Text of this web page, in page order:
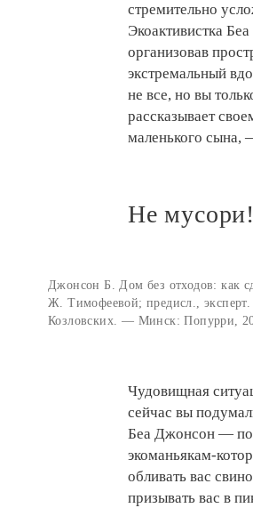
стремительно
Экоактивистка
организовав
экстремальный
не все, но вы
рассказывает
маленького сына,
Не мусори!
Джонсон Б. Дом без отходов: как
Ж. Тимофеевой; предисл., эксперт.
Козловских. — Минск: Попурри,
Чудовищная
сейчас вы
Беа Джонсон — по
экоманьякам-
обливать вас
призывать вас в